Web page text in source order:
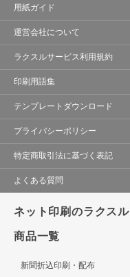
用紙ガイド
運営会社について
ラクスルサービス利用規約
印刷用語集
テンプレートダウンロード
プライバシーポリシー
特定商取引法に基づく表記
よくある質問
ネット印刷のラクスル
商品一覧
新聞折込印刷・配布